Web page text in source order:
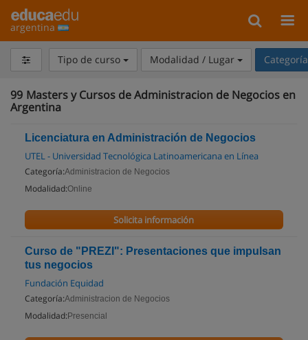
argentina
Tipo de curso Modalidad / Lugar
99 Masters y Cursos de Administracion de Negocios en
Argentina
Licenciatura en Administración de Negocios
UTEL - Universidad Tecnológica Latinoamericana en Línea
Categoría:Administracion de Negocios
Modalidad:Online
Solicita información
Curso de "PREZI": Presentaciones que impulsan
tus negocios
Fundación Equidad
Categoría:Administracion de Negocios
Modalidad: Presencial